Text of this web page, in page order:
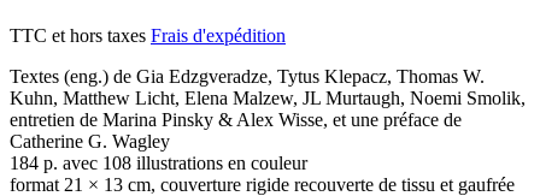
TTC et hors taxes Frais d'expédition
Textes (eng.) de Gia Edzgveradze, Tytus Klepacz, Thomas W.
Kuhn, Matthew Licht, Elena Malzew, JL Murtaugh, Noemi Smolik,
entretien de Marina Pinsky & Alex Wisse, et une préface de
Catherine G. Wagley
184 p. avec 108 illustrations en couleur
format 21 × 13 cm, couverture rigide recouverte de tissu et gaufrée